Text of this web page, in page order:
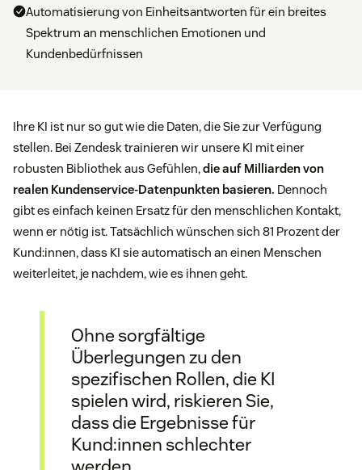
Automatisierung von Einheitsantworten für ein breites
Spektrum an menschlichen Emotionen und
Kundenbedürfnissen
Ihre KI ist nur so gut wie die Daten, die Sie zur Verfügung
stellen. Bei Zendesk trainieren wir unsere KI mit einer
robusten Bibliothek aus Gefühlen,die auf Milliarden von
realen Kundenservice-Datenpunkten basieren. Dennoch
gibt es einfach keinen Ersatz für den menschlichen Kontakt,
wenn er nötig ist. Tatsächlich wünschen sich 81 Prozent der
Kund:innen, dass KI sie automatisch an einen Menschen
weiterleitet, je nachdem, wie es ihnen geht.
Ohne sorgfältige
Überlegungen zu den
spezifischen Rollen, die KI
spielen wird, riskieren Sie,
dass die Ergebnisse für
Kund:innen schlechter